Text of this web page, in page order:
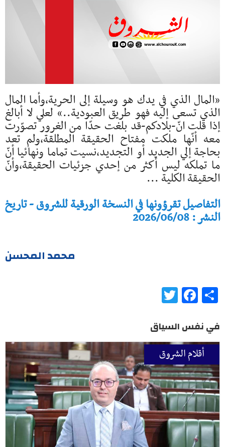
«المال الذي في يدك هو وسيلة إلى الحرية،وأما المال
الذي تسعى إليه فهو طريق العبودية..» لعلي لا أبالغ
إذا قلت انّ-بلادكم-قد بلغت حدّا من الغرور تصوّرت
معه أنّها ملكت مفتاح الحقيقة المطلقة،ولم تعد
بحاجة إلي الجديد أو التجديد،نسيت تماما ونهائيا أنّ
ما تملكه ليس أكثر من إحدي جزئيات الحقيقة،وأنّ
الحقيقة الكلية ...
التفاصيل تقرؤونها في النسخة الورقية للشروق - تاريخ
النشر : 2026/06/08
محمد المحسن
Share
Facebook
في نفس السياق
أقلام الشروق